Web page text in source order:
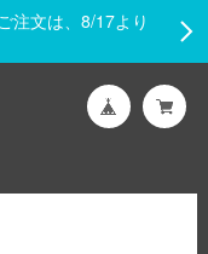
注文は、8/17より